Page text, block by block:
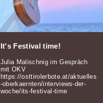
It's Festival time!
Julia Malischnig im Gespräch
mit OKV
https://osttirolerbote.at/aktuelles
-oberkaernten/interviews-der-
woche/its-festival-time